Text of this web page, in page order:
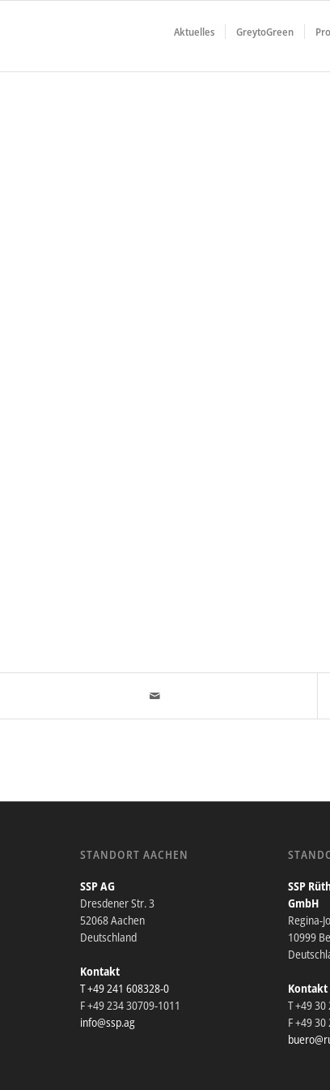
Aktuelles GreytoGreen
STANDORT AACHEN
SSP AG
Dresdener Str. 3
52068 Aachen
Deutschland
Kontakt
T +49 241 608328-0
F +49 234 30709-1011
info@ssp.ag
SSP
GmbH
Regina-
10999
Kontakt
T +49
F +49